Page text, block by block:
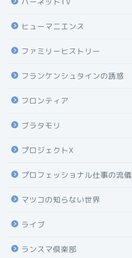
ヒューマニエンス
ファミリーヒストリー
フランケンシュタインの誘惑
フロンティア
ブラタモリ
プロジェクトX
プロフェッショナル仕事の流儀
マツコの知らない世界
ライブ
ランスマ倶楽部